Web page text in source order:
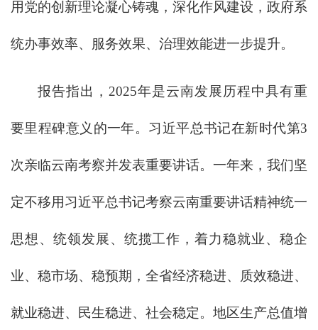
用党的创新理论凝心铸魂，深化作风建设，政府系
统办事效率、服务效果、治理效能进一步提升。
报告指出，2025年是云南发展历程中具有重
要里程碑意义的一年。习近平总书记在新时代第3
次亲临云南考察并发表重要讲话。一年来，我们坚
定不移用习近平总书记考察云南重要讲话精神统一
思想、统领发展、统揽工作，着力稳就业、稳企
业、稳市场、稳预期，全省经济稳进、质效稳进、
就业稳进、民生稳进、社会稳定。地区生产总值增